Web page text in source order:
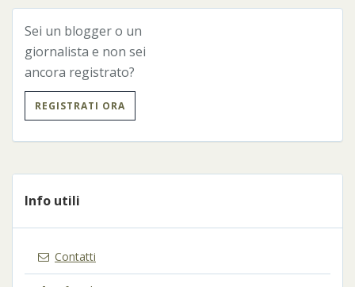
Sei un blogger o un
giornalista e non sei
ancora registrato?
REGISTRATI ORA
Info utili
Contatti